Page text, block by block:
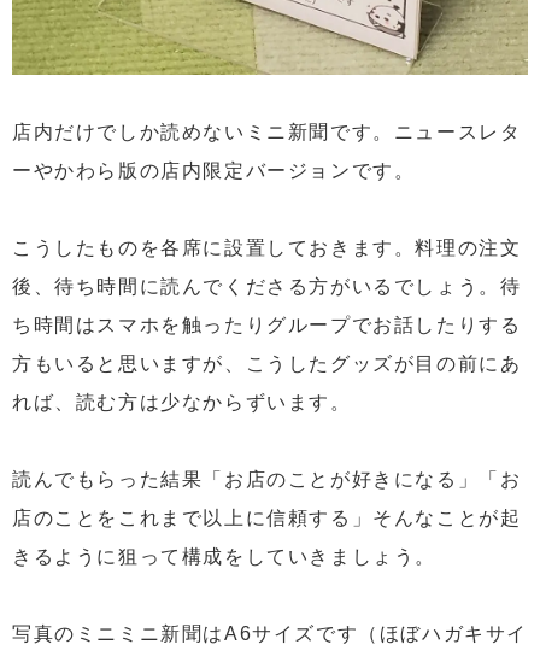
店内だけでしか読めないミニ新聞です。ニュースレタ
ーやかわら版の店内限定バージョンです。
こうしたものを各席に設置しておきます。料理の注文
後、待ち時間に読んでくださる方がいるでしょう。待
ち時間はスマホを触ったりグループでお話したりする
方もいると思いますが、こうしたグッズが目の前にあ
れば、読む方は少なからずいます。
読んでもらった結果「お店のことが好きになる」「お
店のことをこれまで以上に信頼する」そんなことが起
きるように狙って構成をしていきましょう。
写真のミニミニ新聞はA6サイズです（ほぼハガキサイ